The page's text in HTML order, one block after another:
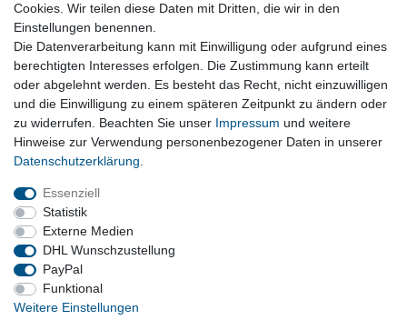
In den Warenkorb
*inkl. ges. MwSt.
Versandkosten
Vertrag widerrufen
Impressum
Barrierefreiheitserklärung
Vertrag widerrufen
Cookies. Wir teilen diese Daten mit Dritten, die wir in den
Einstellungen benennen.
Die Datenverarbeitung kann mit Einwilligung oder aufgrund eines
berechtigten Interesses erfolgen. Die Zustimmung kann erteilt
oder abgelehnt werden. Es besteht das Recht, nicht einzuwilligen
und die Einwilligung zu einem späteren Zeitpunkt zu ändern oder
zu widerrufen. Beachten Sie unser Impressum und weitere
Hinweise zur Verwendung personenbezogener Daten in unserer
Daten­schutz­erklärung
Essenziell
Statistik
Externe Medien
DHL Wunschzustellung
PayPal
Funktional
Weitere Einstellungen